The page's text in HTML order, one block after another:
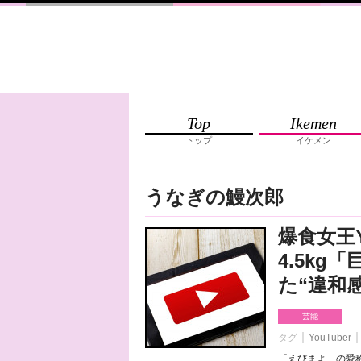
Top
トップ
Ikemen
イケメン
うなぎの鰻次郎
爆食女王
4.5kg「
た“違和
芸能
タグ YouTuber